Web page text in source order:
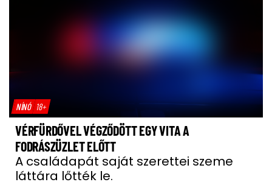
NÍNÓ 18+
VÉRFÜRDŐVEL VÉGZŐDÖTT EGY VITA A
FODRÁSZÜZLET ELŐTT
A családapát saját szerettei szeme
láttára lőtték le.